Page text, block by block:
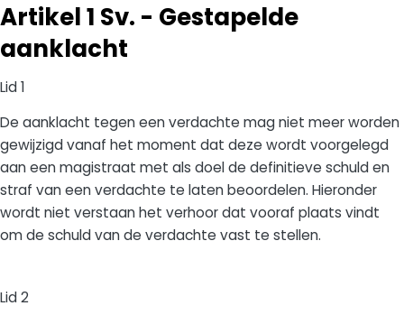
Artikel 1 Sv. - Gestapelde
aanklacht
Lid 1
De aanklacht tegen een verdachte mag niet meer worden
gewijzigd vanaf het moment dat deze wordt voorgelegd
aan een magistraat met als doel de definitieve schuld en
straf van een verdachte te laten beoordelen. Hieronder
wordt niet verstaan het verhoor dat vooraf plaats vindt
om de schuld van de verdachte vast te stellen.
Lid 2